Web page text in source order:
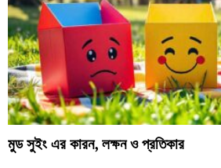
মুড সুইং এর কারন, লক্ষন ও প্রতিকার